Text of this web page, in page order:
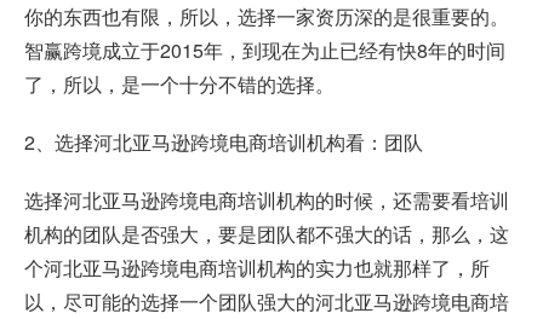
你的东西也有限，所以，选择一家资历深的是很重要的。
智赢跨境成立于2015年，到现在为止已经有快8年的时间
了，所以，是一个十分不错的选择。
2、选择河北亚马逊跨境电商培训机构看：团队
选择河北亚马逊跨境电商培训机构的时候，还需要看培训
机构的团队是否强大，要是团队都不强大的话，那么，这
个河北亚马逊跨境电商培训机构的实力也就那样了，所
以，尽可能的选择一个团队强大的河北亚马逊跨境电商培